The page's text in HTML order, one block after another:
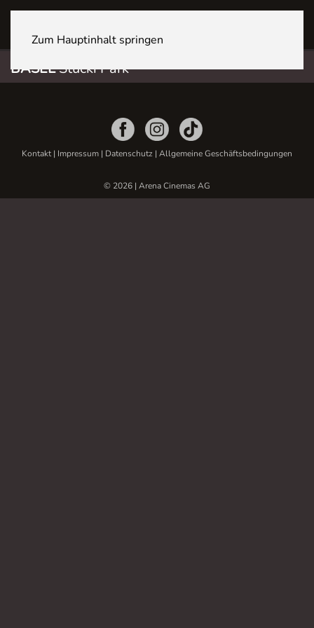
Zum Hauptinhalt springen
BASELStücki Park
Kontakt| Impressum | Datenschutz | Allgemeine Geschäftsbedingungen
© 2026 | Arena Cinemas AG